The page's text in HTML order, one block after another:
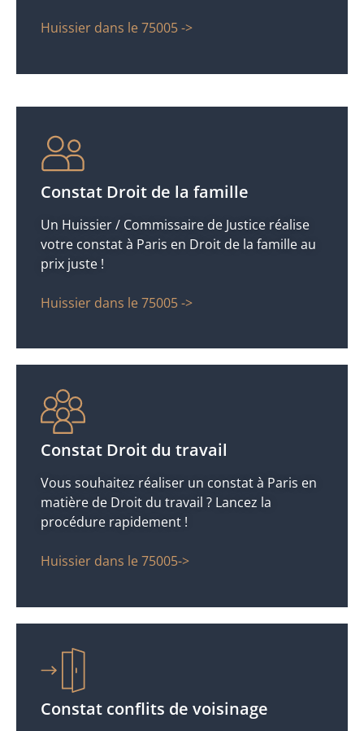
Huissier dans le 75005 ->
Constat Droit de la famille
Un Huissier / Commissaire de Justice réalise
votre constat à Paris en Droit de la famille au
prix juste !
Huissier dans le 75005 ->
Constat Droit du travail
Vous souhaitez réaliser un constat à Paris en
matière de Droit du travail ? Lancez la
procédure rapidement !
Huissier dans le 75005->
Constat conflits de voisinage